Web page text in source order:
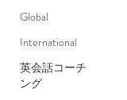
Global
International
英会話コーチ
ング